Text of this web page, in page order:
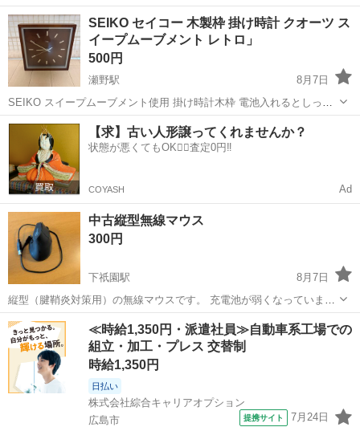
全身を3次元（3D）振動で鍛える、新しいエクササイズマシンです。
付属品：抵抗ハンドルとエクササイズ用リストリモコンが付属してい
ます。使用期間...
広島 広島市 安芸中野駅 その他 マシン
SEIKO セイコー 木製枠 掛け時計 クオーツ ス
イープムーブメント レトロ」
500円
瀬野駅
8月7日
SEIKO スイープムーブメント使用 掛け時計木枠 電池入れるとしっか
り動きます。 数年使用していましたご理解ある方よろしくお願いしま
広島 広島市 瀬野駅 その他 SEIKO
【求】古い人形譲ってくれませんか？
状態が悪くてもOK🙆‍♀️査定0円‼️
COYASH Ad
中古縦型無線マウス
300円
下祇園駅
8月7日
縦型（腱鞘炎対策用）の無線マウスです。 充電池が弱くなっています
が、まだ使用可能です。 有線で使用も可能です。 よろしくお願いしま
す。
広島 広島市 下祇園駅 その他
≪時給1,350円・派遣社員≫自動車系工場での
組立・加工・プレス 交替制
時給1,350円
日払い
株式会社綜合キャリアオプション
広島市
提携サイト 7月24日